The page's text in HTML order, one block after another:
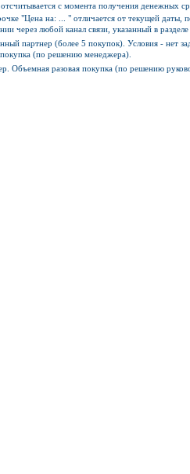
с момента получения денежных
"Цена на: ... " отличается от текущей даты,
через любой канал связи, указанный в
партнер (более 5 покупок). Условия - нет
(по решению менеджера).
Объемная разовая покупка (по решению